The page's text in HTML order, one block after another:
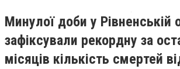
Минулої доби у Рівненській
зафіксували рекордну за
місяців кількість смертей